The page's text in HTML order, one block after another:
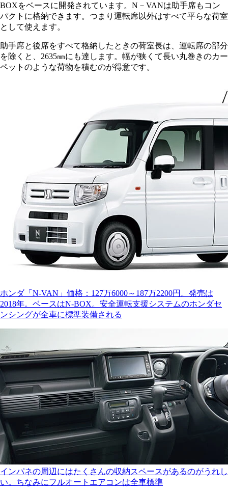
BOXをベースに開発されています。N－VANは助手席もコン
パクトに格納できます。つまり運転席以外はすべて平らな荷室
として使えます。
助手席と後席をすべて格納したときの荷室長は、運転席の部分
を除くと、2635㎜にも達します。幅が狭くて長い丸巻きのカー
ペットのような荷物を積むのが得意です。
ホンダ「N‐VAN」価格：127万6000～187万2200円。発売は
2018年。ベースはN‐BOX。安全運転支援システムのホンダセ
ンシングが全車に標準装備される
インパネの周辺にはたくさんの収納スペースがあるのがうれし
い。ちなみにフルオートエアコンは全車標準